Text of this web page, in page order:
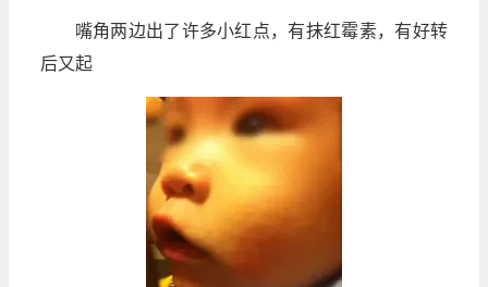
嘴角两边出了许多小红点，有抹红霉素，有好转
后又起